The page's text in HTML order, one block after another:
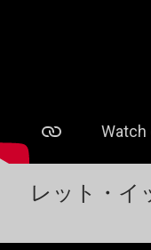
レット・イ